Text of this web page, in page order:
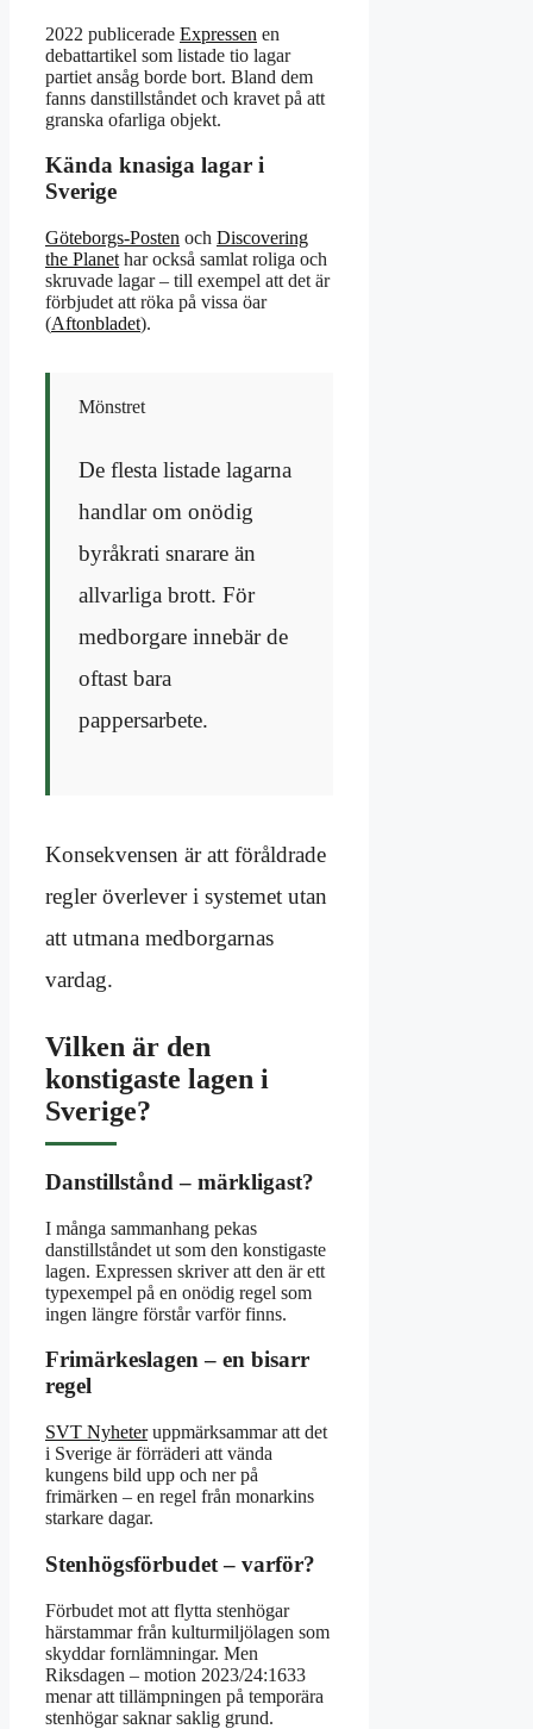
2022 publicerade Expressen en
debattartikel som listade tio lagar
partiet ansåg borde bort. Bland dem
fanns danstillståndet och kravet på att
granska ofarliga objekt.
Kända knasiga lagar i
Sverige
Göteborgs-Posten och Discovering
the Planet har också samlat roliga och
skruvade lagar – till exempel att det är
förbjudet att röka på vissa öar
(Aftonbladet).
Mönstret
De flesta listade lagarna
handlar om onödig
byråkrati snarare än
allvarliga brott. För
medborgare innebär de
oftast bara
pappersarbete.
Konsekvensen är att föråldrade
regler överlever i systemet utan
att utmana medborgarnas
vardag.
Vilken är den
konstigaste lagen i
Sverige?
Danstillstånd – märkligast?
I många sammanhang pekas
danstillståndet ut som den konstigaste
lagen. Expressen skriver att den är ett
typexempel på en onödig regel som
ingen längre förstår varför finns.
Frimärkeslagen – en bisarr
regel
SVT Nyheteruppmärksammar att det
i Sverige är förräderi att vända
kungens bild upp och ner på
frimärken – en regel från monarkins
starkare dagar.
Stenhögsförbudet – varför?
Förbudet mot att flytta stenhögar
härstammar från kulturmiljölagen som
skyddar fornlämningar. Men
Riksdagen – motion 2023/24:1633
menar att tillämpningen på temporära
stenhögar saknar saklig grund.